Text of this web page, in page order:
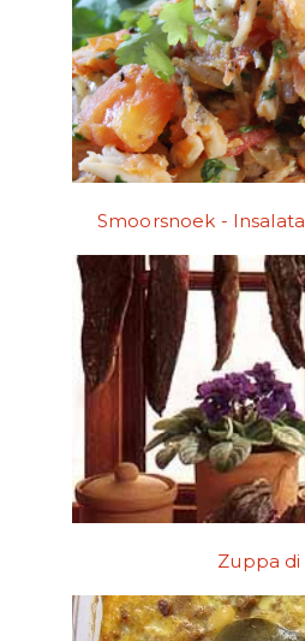
Smoorsnoek -
Zuppa